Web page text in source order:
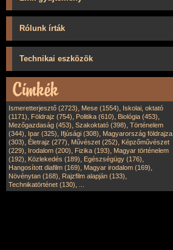
Rólunk írták
Technikai eszközök
Ismeretterjesztő (2723), Mese (1554), Iskolai, oktató
(1171), Földrajz (754), Politika (610), Biológia (453),
Mezőgazdaság (453), Szakoktató (398), Történelem
(344), Ipar (325), Ifjúsági (308), Magyarország földrajza
(303), Életrajz (277), Művészet (252), Képzőművészet
(229), Irodalom (200), Fizika (193), Magyar történelem
(192), Közlekedés (189), Egészségügy (176),
Hangosított diafilm (169), Magyar irodalom (169),
Növénytan (168), Rajzfilm alapján (133),
Technikatörténet (130),